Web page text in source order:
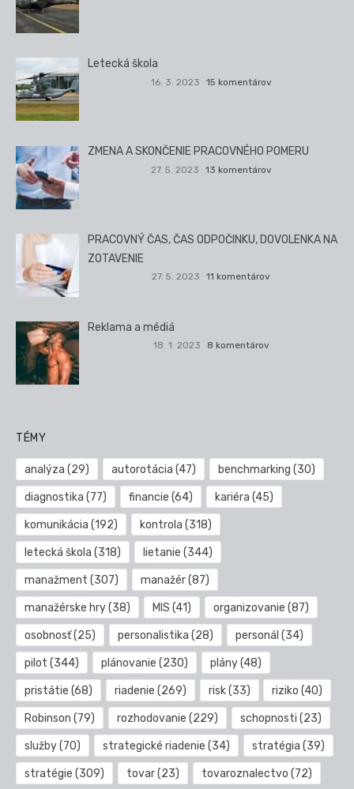
Letecká škola
16. 3. 2023 15 komentárov
ZMENA A SKONČENIE PRACOVNÉHO POMERU
27. 5. 2023 13 komentárov
PRACOVNÝ ČAS, ČAS ODPOČINKU, DOVOLENKA NA
ZOTAVENIE
27. 5. 2023 11 komentárov
Reklama a médiá
18. 1. 2023 8 komentárov
TÉMY
analýza (29) autorotácia (47) benchmarking (30)
diagnostika (77) financie (64) kariéra (45)
komunikácia (192) kontrola (318)
letecká škola (318) lietanie (344)
manažment (307) manažér(87)
manažérske hry(38) MIS (41) organizovanie (87)
osobnosť(25) personalistika (28) personál (34)
pilot (344) plánovanie (230) plány(48)
pristátie (68) riadenie (269) risk(33) riziko (40)
Robinson (79) rozhodovanie (229) schopnosti (23)
služby(70) strategické riadenie (34) stratégia (39)
stratégie (309) tovar(23) tovaroznalectvo (72)